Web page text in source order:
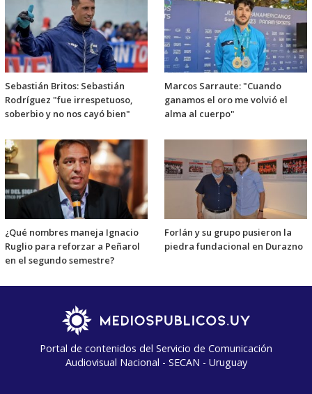
Sebastián Britos: Sebastián
Rodríguez "fue irrespetuoso,
soberbio y no nos cayó bien"
Marcos Sarraute: "Cuando
ganamos el oro me volvió el
alma al cuerpo"
¿Qué nombres maneja Ignacio
Ruglio para reforzar a Peñarol
en el segundo semestre?
Forlán y su grupo pusieron la
piedra fundacional en Durazno
Portal de contenidos del Servicio de Comunicación
Audiovisual Nacional - SECAN - Uruguay